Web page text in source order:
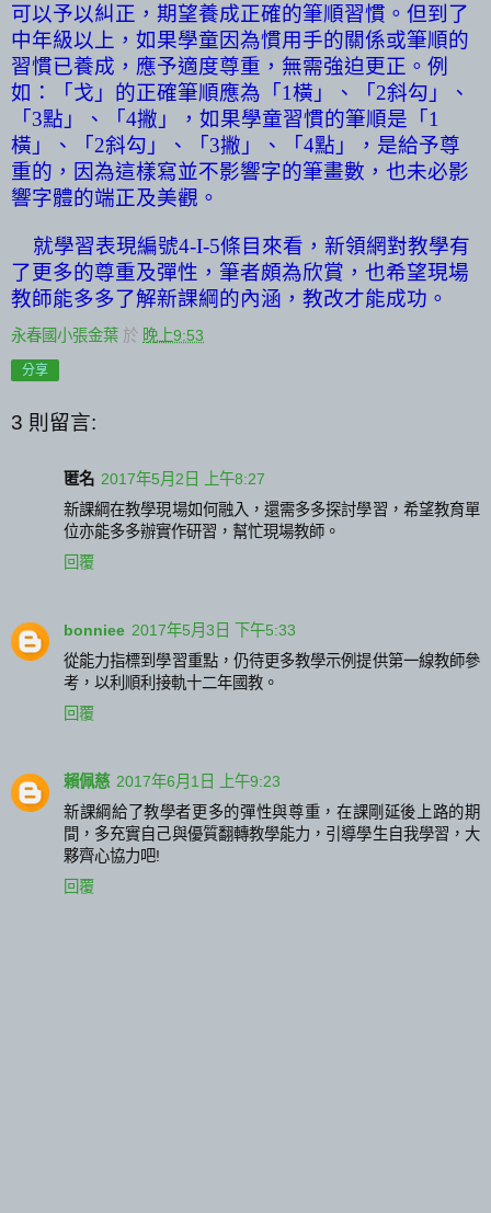
可以予以糾正，期望養成正確的筆順習慣。但到了
中年級以上，如果學童因為慣用手的關係或筆順的
習慣已養成，應予適度尊重，無需強迫更正。例
如：「戈」的正確筆順應為「1橫」、「2斜勾」、
「3點」、「4撇」，如果學童習慣的筆順是「1
橫」、「2斜勾」、「3撇」、「4點」，是給予尊
重的，因為這樣寫並不影響字的筆畫數，也未必影
響字體的端正及美觀。
就學習表現編號4-Ι-5條目來看，新領網對教學有
了更多的尊重及彈性，筆者頗為欣賞，也希望現場
教師能多多了解新課綱的內涵，教改才能成功。
永春國小張金葉 於 晚上9:53
分享
3 則留言:
匿名 2017年5月2日 上午8:27
新課綱在教學現場如何融入，還需多多探討學習，希望教育單
位亦能多多辦實作研習，幫忙現場教師。
回覆
bonniee 2017年5月3日 下午5:33
從能力指標到學習重點，仍待更多教學示例提供第一線教師參
考，以利順利接軌十二年國教。
回覆
賴佩慈 2017年6月1日 上午9:23
新課綱給了教學者更多的彈性與尊重，在課剛延後上路的期
間，多充實自己與優質翻轉教學能力，引導學生自我學習，大
夥齊心協力吧!
回覆